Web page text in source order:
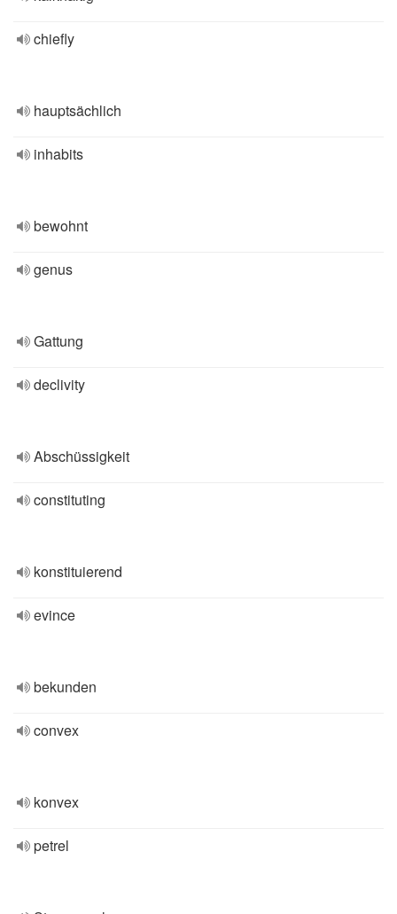
chiefly
hauptsächlich
inhabits
bewohnt
genus
Gattung
declivity
Abschüssigkeit
constituting
konstituierend
evince
bekunden
convex
konvex
petrel